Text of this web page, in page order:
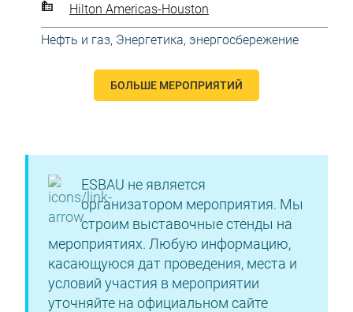
Hilton Americas-Houston
Нефть и газ, Энергетика, энергосбережение
БОЛЬШЕ МЕРОПРИЯТИЙ
ESBAU не является
организатором мероприятия. Мы
строим выставочные стенды на
мероприятиях. Любую информацию,
касающуюся дат проведения, места и
условий участия в мероприятии
уточняйте на официальном сайте